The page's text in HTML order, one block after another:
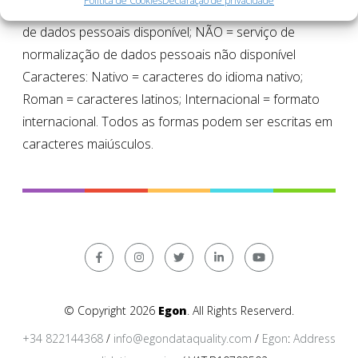
Norm. dados pessoais: SIM = serviço de normalização
de dados pessoais disponível; NÃO = serviço de
normalização de dados pessoais não disponível
Caracteres: Nativo = caracteres do idioma nativo;
Roman = caracteres latinos; Internacional = formato
internacional. Todos as formas podem ser escritas em
caracteres maiúsculos.
© Copyright 2026 Egon. All Rights Reserverd.
+34 822144368 / info@egondataquality.com / Egon: Address